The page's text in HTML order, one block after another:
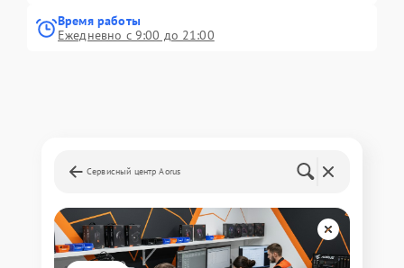
Время работы
Ежедневно с 9:00 до 21:00
Сервисный центр Aorus